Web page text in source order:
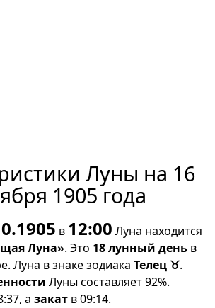
Луны на 16
1905 года
в 12:00 Луна находится
Луна». Это 18 лунный день в
Луна в знаке зодиака Телец ♉.
Луны составляет 92%.
а закат в 09:14.